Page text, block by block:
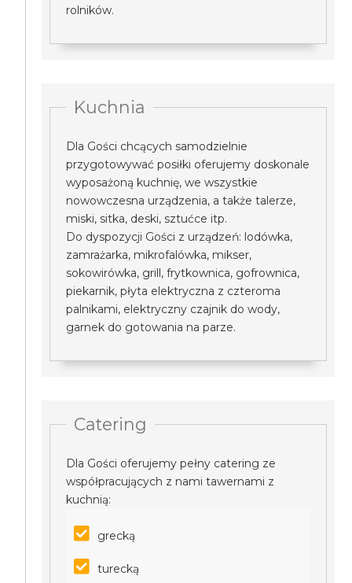
rolników.
Kuchnia
Dla Gości chcących samodzielnie
przygotowywać posiłki oferujemy doskonale
wyposażoną kuchnię, we wszystkie
nowowczesna urządzenia, a także talerze,
miski, sitka, deski, sztućce itp.
Do dyspozycji Gości z urządzeń: lodówka,
zamrażarka, mikrofalówka, mikser,
sokowirówka, grill, frytkownica, gofrownica,
piekarnik, płyta elektryczna z czteroma
palnikami, elektryczny czajnik do wody,
garnek do gotowania na parze.
Catering
Dla Gości oferujemy pełny catering ze
współpracujących z nami tawernami z
kuchnią:
grecką
turecką